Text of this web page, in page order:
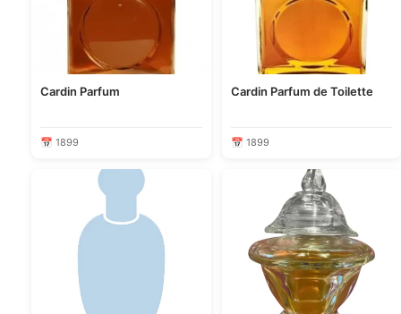
Cardin Parfum
📅 1899
Cardin Parfum de Toilette
📅 1899